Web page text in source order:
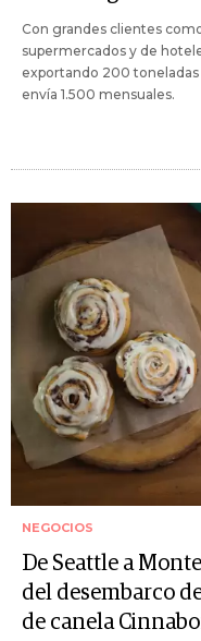
Con grandes clientes
supermercados y de
exportando 200
envía 1.500 mensuales.
NEGOCIOS
De Seattle a
del desembarco
de canela